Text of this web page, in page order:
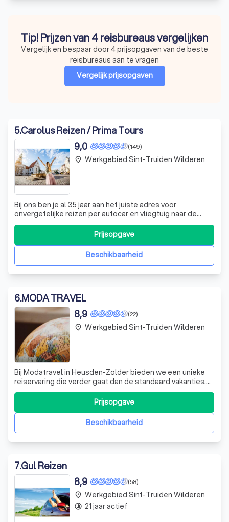
Tip! Prijzen van 4 reisbureaus vergelijken
Vergelijk en bespaar door 4 prijsopgaven van de beste
reisbureaus aan te vragen
Vergelijk prijsopgaven
5.Carolus Reizen / Prima Tours
(149)
9,0
Bij ons ben je al 35 jaar aan het juiste adres voor
onvergetelijke reizen per autocar en vliegtuig naar de
mooiste plekjes in Europa. Wij organiseren zorgvuldig
samengestelde excursie- en verblijfsreizen, zodat jij je
geen zorgen hoeft te maken over parkeren, entreegelden
of de keuze van restaurantsBeschikbaarheid
Prijsopgave
place Werkgebied Sint-Truiden Wilderen
6.MODA TRAVEL
(22)
8,9
Bij Modatravel in Heusden-Zolder bieden we een unieke
reiservaring die verder gaat dan de standaard vakanties.
Wij onderscheiden ons door onze persoonlijke aanpak en
uitgebreide kennis van de reiswereld. Of je nu droomt van
een zonovergoten vakantie op Ibiza, een avontuurlijke
jeepsafari door het onBeschikbaarheid
Prijsopgave
place Werkgebied Sint-Truiden Wilderen
7.Gul Reizen
(58)
8,9
place Werkgebied Sint-Truiden Wilderen
timelapse 21 jaar actief